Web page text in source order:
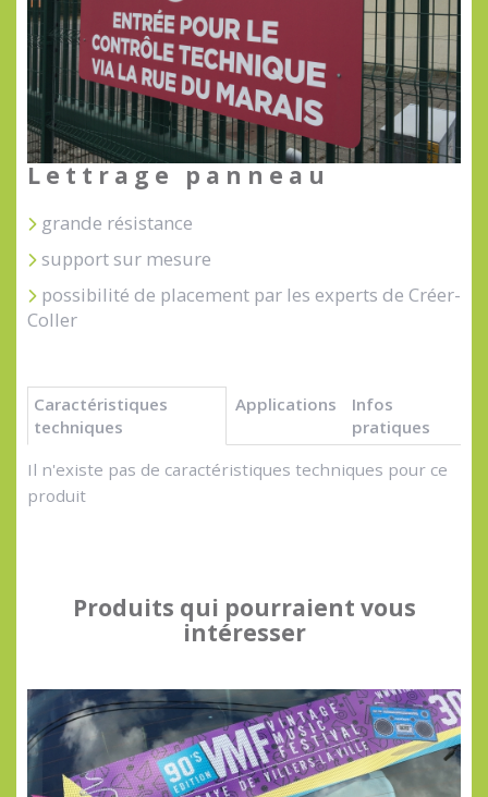
Lettrage panneau
grande résistance
support sur mesure
possibilité de placement par les experts de Créer-
Coller
Caractéristiques
techniques
Applications
Infos
pratiques
Il n'existe pas de caractéristiques techniques pour ce
produit
Produits qui pourraient vous
intéresser